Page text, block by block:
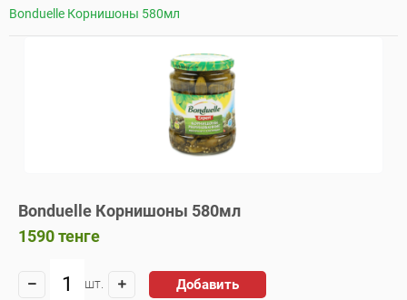
Bonduelle Корнишоны 580мл
Bonduelle Корнишоны 580мл
1590тенге
шт. Добавить